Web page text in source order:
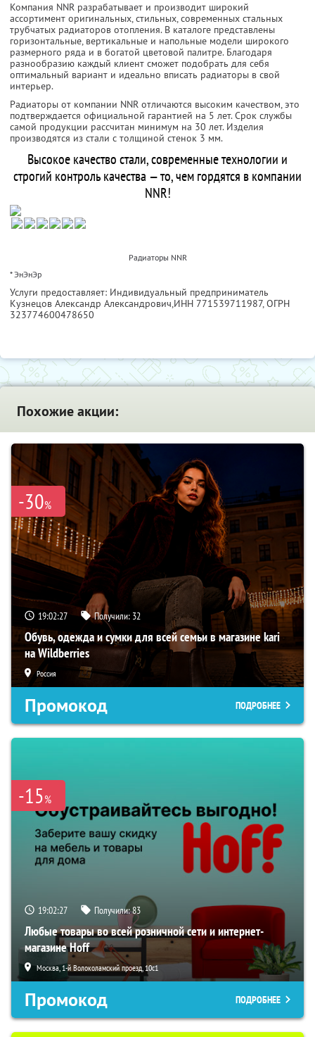
Компания NNR разрабатывает и производит широкий
ассортимент оригинальных, стильных, современных стальных
трубчатых радиаторов отопления. В каталоге представлены
горизонтальные, вертикальные и напольные модели широкого
размерного ряда и в богатой цветовой палитре. Благодаря
разнообразию каждый клиент сможет подобрать для себя
оптимальный вариант и идеально вписать радиаторы в свой
интерьер.
Радиаторы от компании NNR отличаются высоким качеством, это
подтверждается официальной гарантией на 5 лет. Срок службы
самой продукции рассчитан минимум на 30 лет. Изделия
производятся из стали с толщиной стенок 3 мм.
Высокое качество стали, современные технологии и
строгий контроль качества — то, чем гордятся в компании
NNR!
Радиаторы NNR
* ЭнЭнЭр
Услуги предоставляет: Индивидуальный предприниматель
Кузнецов Александр Александрович,ИНН 771539711987, ОГРН
323774600478650
Похожие акции:
-30%
19:02:26 Получили: 32
Обувь, одежда и сумки для всей семьи в магазине kari
на Wildberries
Россия
Промокод ПОДРОБНЕЕ
-15%
19:02:26 Получили:83
Любые товары во всей розничной сети и интернет-
магазине Hoff
Москва, 1-й Волоколамский проезд, 10с1
Промокод ПОДРОБНЕЕ